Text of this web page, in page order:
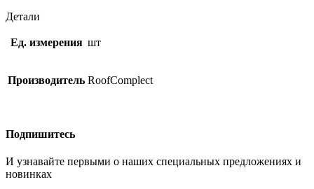
Детали
Ед. измерения шт
Производитель RoofComplect
Подпишитесь
И узнавайте первыми о наших специальных предложениях и
новинках